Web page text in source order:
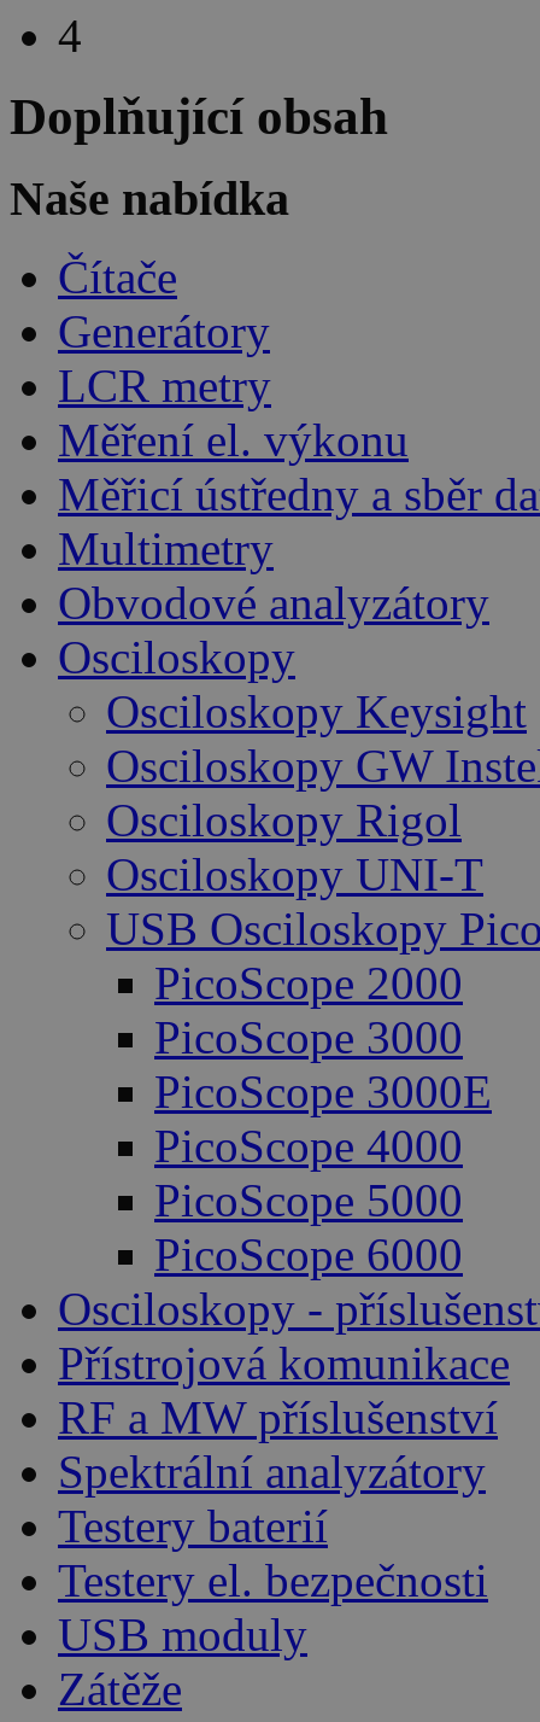
4
Doplňující obsah
Naše nabídka
Čítače
Generátory
LCR metry
Měření el. výkonu
Měřicí ústředny a sběr
Multimetry
Obvodové analyzátory
Osciloskopy
Osciloskopy Keysight
Osciloskopy GW
Osciloskopy Rigol
Osciloskopy UNI-T
USB Osciloskopy
PicoScope 2000
PicoScope 3000
PicoScope 3000E
PicoScope 4000
PicoScope 5000
PicoScope 6000
Osciloskopy -
Přístrojová komunikace
RF a MW příslušenství
Spektrální analyzátory
Testery baterií
Testery el. bezpečnosti
USB moduly
Zátěže